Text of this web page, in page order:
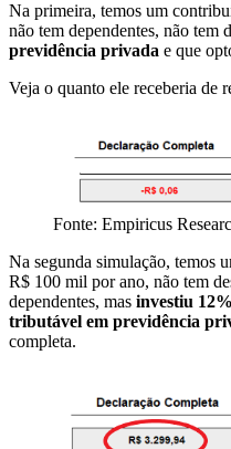
Na primeira, temos um
não tem dependentes, não tem
previdência privada e que
Veja o quanto ele receberia de
Fonte: Empiricus
Na segunda simulação, temos
R$ 100 mil por ano, não tem
dependentes, mas investiu 12%
tributável em previdência
completa.